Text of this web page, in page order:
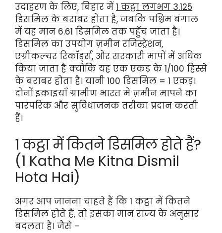
उदाहरण के लिए, बिहार में 1 कट्ठा लगभग 3.125
डिसमिल के बराबर होता है, जबकि पश्चिम बंगाल
में यह मान 6.61 डिसमिल तक पहुँच जाता है।
डिसमिल का उपयोग ज़मीन रजिस्ट्रेशन,
एग्रीकल्चर रिकॉर्ड्स, और सरकारी मापों में अधिक
किया जाता है क्योंकि यह एक एकड़ के 1/100 हिस्से
के बराबर होता है। यानी 100 डिसमिल = 1 एकड़।
दोनों इकाइयाँ ग्रामीण भारत में ज़मीन मापने का
पारंपरिक और सुविधाजनक तरीका प्रदान करती
हैं।
1 कट्ठा में कितने डिसमिल होते हैं?
(1 Katha Me Kitna Dismil
Hota Hai)
अगर आप जानना चाहते हैं कि 1 कट्ठा में कितने
डिसमिल होते हैं, तो इसका मान राज्य के अनुसार
बदलता है। जैसे –